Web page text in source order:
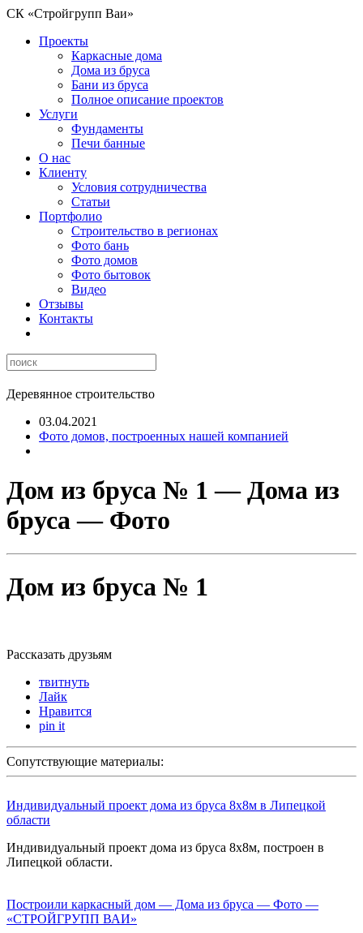
СК «Стройгрупп Ваи»
Проекты
Каркасные дома
Дома из бруса
Бани из бруса
Полное описание проектов
Услуги
Фундаменты
Печи банные
О нас
Клиенту
Условия сотрудничества
Статьи
Портфолио
Строительство в регионах
Фото бань
Фото домов
Фото бытовок
Видео
Отзывы
Контакты
Деревянное строительство
03.04.2021
Фото домов, построенных нашей компанией
Дом из бруса № 1 — Дома из
бруса — Фото
Дом из бруса № 1
Рассказать друзьям
твитнуть
Лайк
Нравится
pin it
Сопутствующие материалы:
Индивидуальный проект дома из бруса 8х8м в Липецкой
области
Индивидуальный проект дома из бруса 8х8м, построен в
Липецкой области.
Построили каркасный дом — Дома из бруса — Фото —
«СТРОЙГРУПП ВАИ»